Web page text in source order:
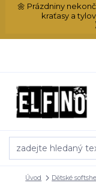
🌼 Prázdniny nekončí
kraťasy a
Úvod Dětské